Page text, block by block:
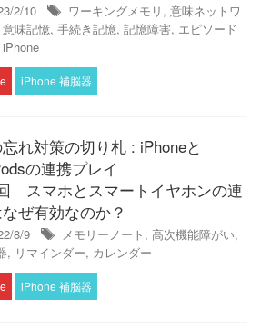
2/10 ワーキングメモリ , 意味ネットワ
意味記憶, 手続き記憶, 記憶障害, エピソード
iPhone
iPhone 補脳器
忘れ対策の切り札 : iPhoneと
の連携プレイ
スマホとスマートイヤホンの連
ぜ有効なのか？
8/9 メモリーノート , 高次機能障がい,
, リマインダー, カレンダー
iPhone 補脳器